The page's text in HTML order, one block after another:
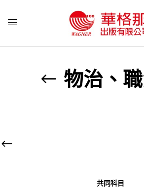
物治、
共同科目